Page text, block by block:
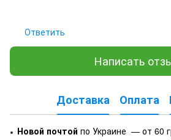
Ответить
Написать
Доставка Оплата
● Новой почтой по Украине — от 60